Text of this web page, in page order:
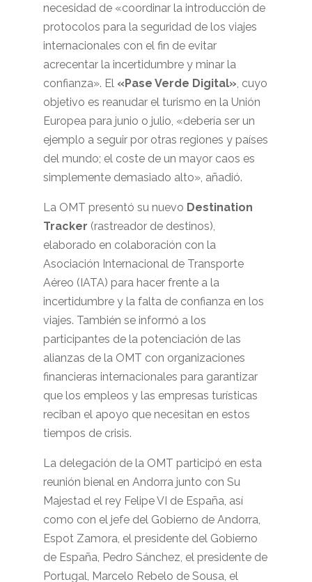
necesidad de «coordinar la introducción de
protocolos para la seguridad de los viajes
internacionales con el fin de evitar
acrecentar la incertidumbre y minar la
confianza». El «Pase Verde Digital» , cuyo
objetivo es reanudar el turismo en la Unión
Europea para junio o julio, «debería ser un
ejemplo a seguir por otras regiones y países
del mundo; el coste de un mayor caos es
simplemente demasiado alto», añadió.
La OMT presentó su nuevo Destination
Tracker (rastreador de destinos),
elaborado en colaboración con la
Asociación Internacional de Transporte
Aéreo (IATA) para hacer frente a la
incertidumbre y la falta de confianza en los
viajes. También se informó a los
participantes de la potenciación de las
alianzas de la OMT con organizaciones
financieras internacionales para garantizar
que los empleos y las empresas turísticas
reciban el apoyo que necesitan en estos
tiempos de crisis.
La delegación de la OMT participó en esta
reunión bienal en Andorra junto con Su
Majestad el rey Felipe VI de España, así
como con el jefe del Gobierno de Andorra,
Espot Zamora, el presidente del Gobierno
de España, Pedro Sánchez, el presidente de
Portugal, Marcelo Rebelo de Sousa, el